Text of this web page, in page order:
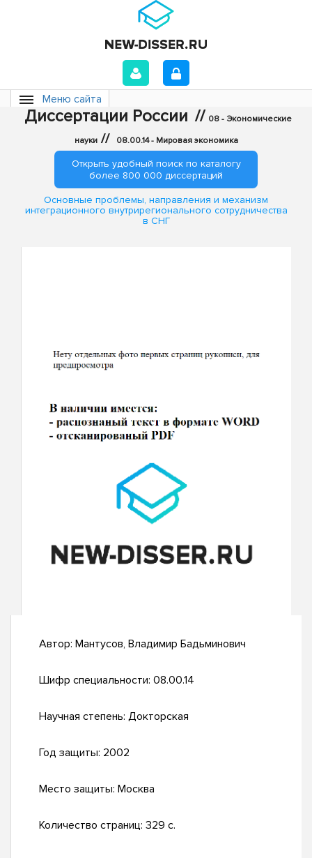
Меню сайта
Диссертации России // 08 - Экономические
науки // 08.00.14 - Мировая экономика
Открыть удобный поиск по каталогу
более 800 000 диссертаций
Основные проблемы, направления и механизм
интеграционного внутрирегионального сотрудничества
в СНГ
Автор: Мантусов, Владимир Бадьминович
Шифр специальности: 08.00.14
Научная степень: Докторская
Год защиты: 2002
Место защиты: Москва
Количество страниц: 329 с.